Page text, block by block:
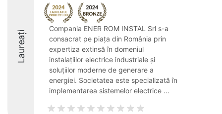
Laureați
Compania ENER ROM INSTAL Srl s-a
consacrat pe piața din România prin
expertiza extinsă în domeniul
instalațiilor electrice industriale și
soluțiilor moderne de generare a
energiei. Societatea este specializată în
implementarea sistemelor electrice ...